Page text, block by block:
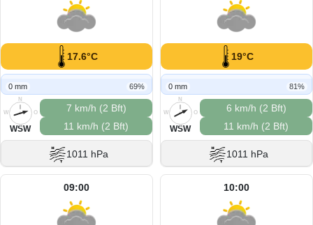
17.6°C
0 mm 69%
N
O
S
W
WSW
7 km/h (2 Bft)
11 km/h (2 Bft)
1011 hPa
19°C
0 mm 81%
N
O
S
W
WSW
6 km/h (2 Bft)
11 km/h (2 Bft)
1011 hPa
09:00 10:00